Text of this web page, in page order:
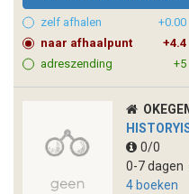
zelf afhalen
+0.00
naar afhaalpunt
+4.4
adreszending
+5
0/0
0-7 dagen
4 boeken